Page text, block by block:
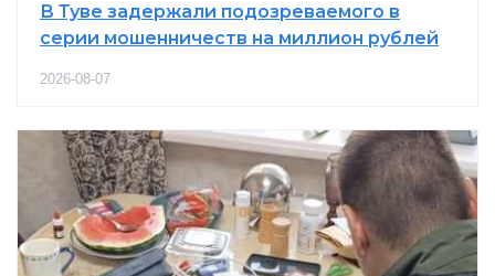
В Туве задержали подозреваемого в
серии мошенничеств на миллион рублей
2026-08-07